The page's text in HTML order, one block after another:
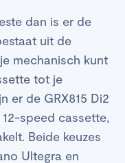
dan is er de
uit de
mechanisch kunt
tot je
er de GRX815 Di2
speed cassette,
Beide keuzes
Ultegra en